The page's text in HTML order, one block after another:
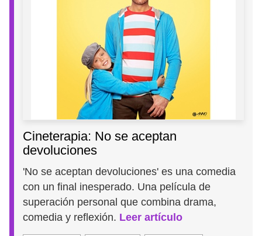
Cineterapia: No se aceptan
devoluciones
'No se aceptan devoluciones' es una comedia
con un final inesperado. Una película de
superación personal que combina drama,
comedia y reflexión. Leer artículo